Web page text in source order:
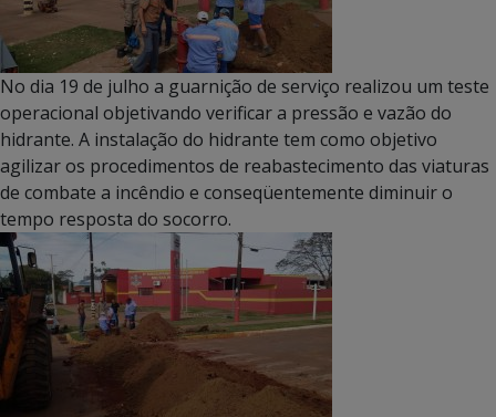
No dia 19 de julho a guarnição de serviço realizou um teste
operacional objetivando verificar a pressão e vazão do
hidrante. A instalação do hidrante tem como objetivo
agilizar os procedimentos de reabastecimento das viaturas
de combate a incêndio e conseqüentemente diminuir o
tempo resposta do socorro.